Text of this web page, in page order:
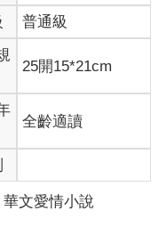
，直接戳破她，「我故
前，神色悠哉，「但我
反咬我一口吧？」
啞巴吃黃連之感。她覺
有這種事情，你怎麼沒
是特殊情況嗎？」
普通級
25開15*21cm
全齡適讀
華文愛情小說